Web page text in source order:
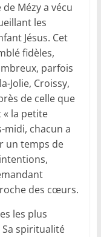
Mézy a vécu
les
Jésus. Cet
fidèles,
parfois
Jolie, Croissy,
de celle que
« la petite
midi, chacun a
un temps de
des cœurs.
les plus
Sa spiritualité